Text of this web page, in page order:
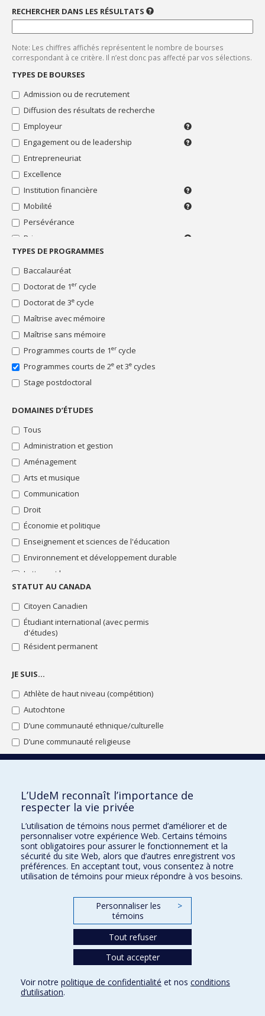
recrutement"
Bourses
"Diffusion
résultats
recherche"
Bourses
"Employeur"
Bourses
"Engagement
leadership"
Bourses
"Entrepreneuriat"
Bourses
"Excellence"
Bourses
Bourses
"Mobilité"
Bourses
"Persévérance"
Bourses
"Prix"
Bourses
Bourses
"Rédaction
mémoire
thèse"
Bourses
"Soutien
financier"
Bourses
"Stage"
Bourses
particulière"
Toutes
bourses
RECHERCHER DANS LES RÉSULTATS
UTILISEZ
UN
MOT-
À
LA
COMPTE.
Note: Les chiffres affichés représentent le nombre de bourses
correspondant à ce critère. Il n’est donc pas affecté par vos sélections.
TYPES DE BOURSES
Admission ou de recrutement
Diffusion des résultats de recherche
Employeur
Employeur
syndicat
de
parents)
Engagement ou de leadership
Bénévolat,
Entrepreneuriat
Excellence
Institution financière
Pour
membres
Mobilité
Déplacement
recherche,
Persévérance
Prix
Distinction
Recherche
Rédaction du mémoire ou de la thèse
Soutien financier
Stage
Thématique particulière
TYPES DE PROGRAMMES
Baccalauréat
Doctorat de 1er cycle
Doctorat de 3e cycle
Maîtrise avec mémoire
Maîtrise sans mémoire
Programmes courts de 1er cycle
Programmes courts de 2e et 3e cycles
Stage postdoctoral
DOMAINES D’ÉTUDES
Tous
Administration et gestion
Aménagement
Arts et musique
Communication
Droit
Économie et politique
Enseignement et sciences de l'éducation
Environnement et développement durable
Lettres et langues
Sciences de la santé
Sciences de la vie
Sciences humaines
Sciences pures et sciences appliquées
Sciences sociales
Sciences sociales : intervention
communications
Théologie et sciences des religions
STATUT AU CANADA
Citoyen Canadien
Étudiant international (avec permis
d'études)
Résident permanent
JE SUIS…
Athlète de haut niveau (compétition)
Autochtone
D’une communauté ethnique/culturelle
D’une communauté religieuse
De la communauté LGBTQ+
En situation de handicap
En situation familiale particulière
Enceinte et inscrite au doctorat
Inscrit à la Faculté de l'apprentissage
continu (FAC)
Originaire d’un autre pays
Originaire d’une autre province canadienne
Lancer la recherche
Conditions d’utilisation
L’UdeM reconnaît l’importance de
respecter la vie privée
L’utilisation de témoins nous permet d’améliorer et de
personnaliser votre expérience Web. Certains témoins
sont obligatoires pour assurer le fonctionnement et la
sécurité du site Web, alors que d’autres enregistrent vos
préférences. En acceptant tout, vous consentez à notre
utilisation de témoins pour mieux répondre à vos besoins.
Personnaliser les
témoins
>
Tout refuser
Tout accepter
Voir notre politique de confidentialité et nos conditions
d’utilisation.